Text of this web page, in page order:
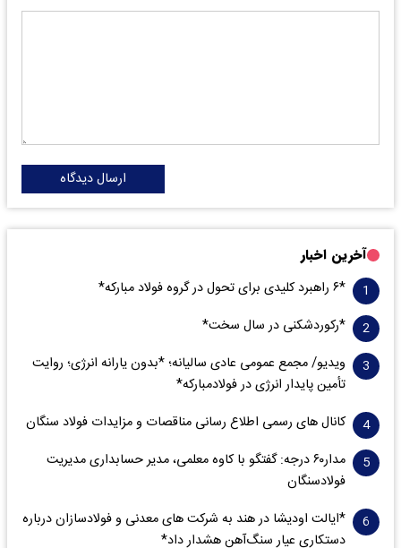
ارسال دیدگاه
آخرین اخبار
*۶ راهبرد کلیدی برای تحول در گروه فولاد مبارکه*
*رکوردشکنی در سال سخت*
ویدیو/ مجمع عمومی عادی سالیانه؛ *بدون یارانه انرژی؛ روایت
تأمین پایدار انرژی در فولادمبارکه*
کانال های رسمی اطلاع رسانی مناقصات و مزایدات فولاد سنگان
مدار‌۶٠ درجه: گفتگو با کاوه معلمی، مدیر حسابداری مدیریت
فولادسنگان
*ایالت اودیشا در هند به شرکت های معدنی و فولادسازان درباره
دستکاری عیار سنگ‌آهن هشدار داد*